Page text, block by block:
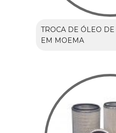
TROCA DE ÓLEO
EM MOEMA